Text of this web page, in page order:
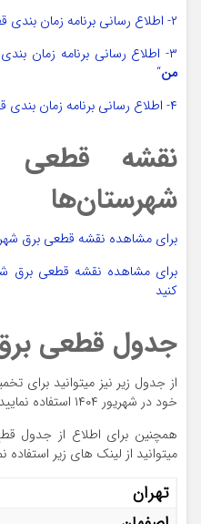
۲- اطلاع رسانی برنامه زمان بندی قطع برق از طریق”
۳- اطلاع رسانی برنامه زمان بندی قطع برق از طریق “
من“
۴- اطلاع رسانی برنامه زمان بندی قطع برق از طریق”
نقشه قطعی
شهرستان‌ها
برای مشاهده نقشه قطعی برق شهر
برای مشاهده نقشه قطعی برق
کنید
جدول قطعی
از جدول زیر نیز میتوانید برای
خود در شهریور ۱۴۰۴ استفاده نمایید.
همچنین برای اطلاع از جدول
میتوانید از لینک های زیر استفاده
تهران